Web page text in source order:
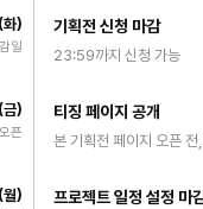
)
일
기획전 신청 마감
23:59까지 신청 가능
)
픈
티징 페이지 공개
본 기획전 페이지 오픈 전
) 프로젝트 일정 설정 마